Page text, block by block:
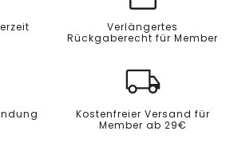
Verlängertes
Rückgaberecht für Member
Kostenfreier Versand für
Member ab 29€